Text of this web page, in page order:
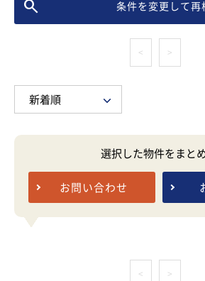
条件を変更して再
< >
選択した物件をまと
お問い合わせ
< >